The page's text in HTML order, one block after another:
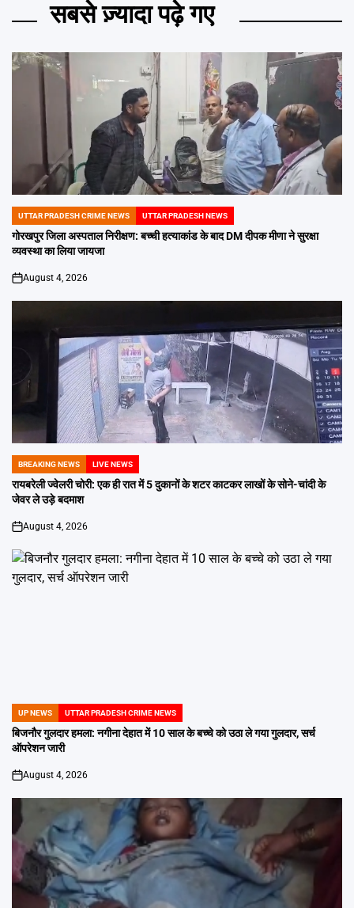
सबसे ज़्यादा पढ़े गए
POSTED
IN
UTTAR PRADESH CRIME NEWS UTTAR PRADESH NEWS
गोरखपुर जिला अस्पताल निरीक्षण: बच्ची हत्याकांड के बाद DM दीपक मीणा ने सुरक्षा
व्यवस्था का लिया जायजा
on
August 4, 2026
POSTED
IN
BREAKING NEWS LIVE NEWS
रायबरेली ज्वेलरी चोरी: एक ही रात में 5 दुकानों के शटर काटकर लाखों के सोने-चांदी के
जेवर ले उड़े बदमाश
on
August 4, 2026
POSTED
IN
UP NEWS UTTAR PRADESH CRIME NEWS
बिजनौर गुलदार हमला: नगीना देहात में 10 साल के बच्चे को उठा ले गया गुलदार, सर्च
ऑपरेशन जारी
on
August 4, 2026